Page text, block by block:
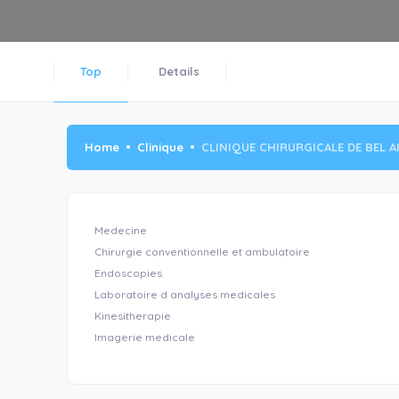
Top Details
Home Clinique CLINIQUE CHIRURGICALE DE BEL
Medecine
Chirurgie conventionnelle et ambulatoire
Endoscopies
Laboratoire d analyses medicales
Kinesitherapie
Imagerie medicale